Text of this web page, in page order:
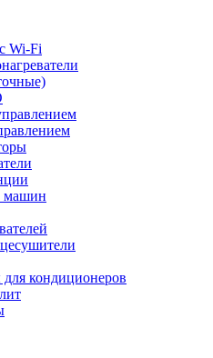
Wi-Fi
машин
кондиционеров